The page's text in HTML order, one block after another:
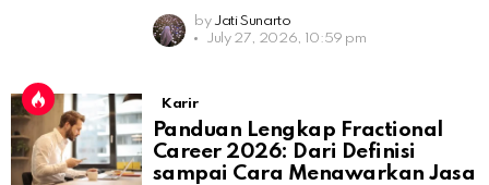
by Jati Sunarto
July 27, 2026, 10:59 pm
Karir
Panduan Lengkap Fractional
Career 2026: Dari Definisi
sampai Cara Menawarkan Jasa